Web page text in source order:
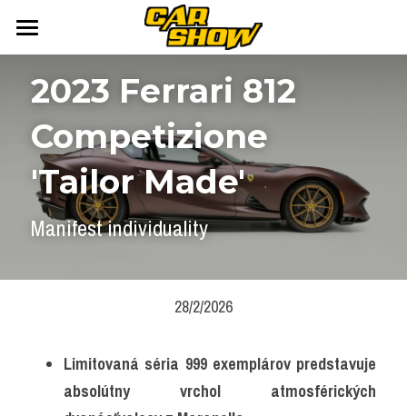
DOMOV
AUTONEWS
AUKCIE
ARCHÍV
NEWSLETTER
ŠPORT
ČLÁNKY
KALENDÁR
2023 Ferrari 812
Competizione
'Tailor Made'
Manifest individuality
28/2/2026
Limitovaná séria 999 exemplárov predstavuje
absolútny vrchol atmosférických